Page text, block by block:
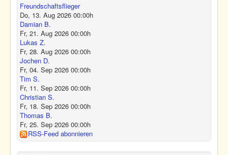
Freundschaftsflieger
Do, 13. Aug 2026 00:00h
Damian B.
Fr, 21. Aug 2026 00:00h
Lukas Z.
Fr, 28. Aug 2026 00:00h
Jochen D.
Fr, 04. Sep 2026 00:00h
Tim S.
Fr, 11. Sep 2026 00:00h
Christian S.
Fr, 18. Sep 2026 00:00h
Thomas B.
Fr, 25. Sep 2026 00:00h
RSS-Feed abonnieren